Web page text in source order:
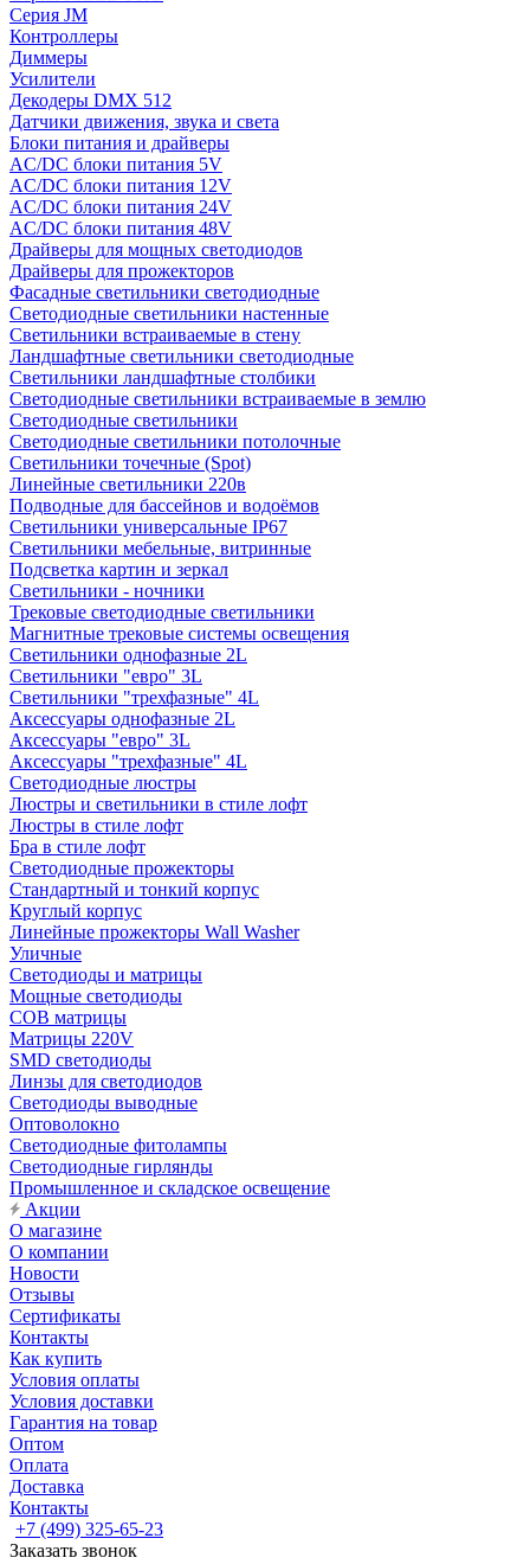
Серия JM
Контроллеры
Диммеры
Усилители
Декодеры DMX 512
Датчики движения, звука и света
Блоки питания и драйверы
AC/DC блоки питания 5V
AC/DC блоки питания 12V
AC/DC блоки питания 24V
AC/DC блоки питания 48V
Драйверы для мощных светодиодов
Драйверы для прожекторов
Фасадные светильники светодиодные
Светодиодные светильники настенные
Светильники встраиваемые в стену
Ландшафтные светильники светодиодные
Светильники ландшафтные столбики
Светодиодные светильники встраиваемые в землю
Светодиодные светильники
Светодиодные светильники потолочные
Светильники точечные (Spot)
Линейные светильники 220в
Подводные для бассейнов и водоёмов
Светильники универсальные IP67
Светильники мебельные, витринные
Подсветка картин и зеркал
Светильники - ночники
Трековые светодиодные светильники
Магнитные трековые системы освещения
Светильники однофазные 2L
Светильники "евро" 3L
Светильники "трехфазные" 4L
Аксессуары однофазные 2L
Аксессуары "евро" 3L
Аксессуары "трехфазные" 4L
Светодиодные люстры
Люстры и светильники в стиле лофт
Люстры в стиле лофт
Бра в стиле лофт
Светодиодные прожекторы
Стандартный и тонкий корпус
Круглый корпус
Линейные прожекторы Wall Washer
Уличные
Светодиоды и матрицы
Мощные светодиоды
COB матрицы
Матрицы 220V
SMD светодиоды
Линзы для светодиодов
Светодиоды выводные
Оптоволокно
Светодиодные фитолампы
Светодиодные гирлянды
Промышленное и складское освещение
Акции
О магазине
О компании
Новости
Отзывы
Сертификаты
Контакты
Как купить
Условия оплаты
Условия доставки
Гарантия на товар
Оптом
Оплата
Доставка
Контакты
+7 (499) 325-65-23
Заказать звонок